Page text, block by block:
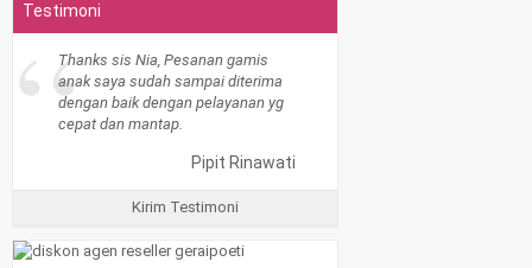
Testimoni
“Thanks sis Nia, Pesanan gamis
anak saya sudah sampai diterima
dengan baik dengan pelayanan yg
cepat dan mantap.
Pipit Rinawati
Kirim Testimoni